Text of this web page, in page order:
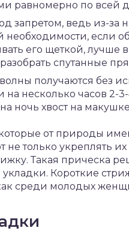
равномерно по всей
запретом, ведь из-за
необходимости, если
его щеткой, лучше
спутанные
получаются без
на несколько часов
на ночь хвост на
от природы
не только укреплять
Такая прическа
Короткие
среди молодых